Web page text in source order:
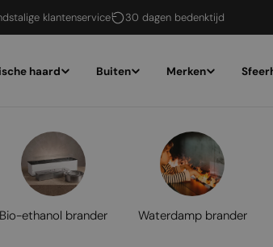
klantenservice 30 dagen bedenktijd
haard Buiten Merken
Bio-ethanol brander Waterdamp brander